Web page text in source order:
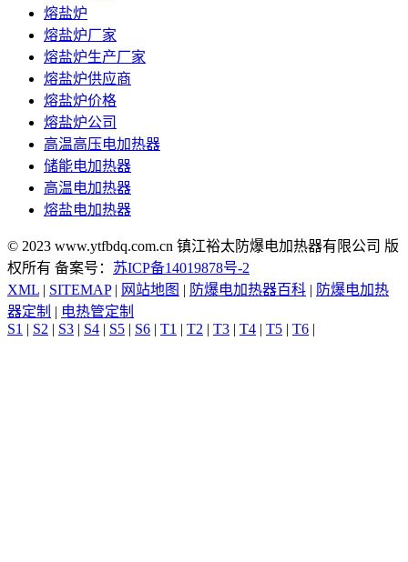
熔盐炉
熔盐炉厂家
熔盐炉生产厂家
熔盐炉供应商
熔盐炉价格
熔盐炉公司
高温高压电加热器
储能电加热器
高温电加热器
熔盐电加热器
© 2023 www.ytfbdq.com.cn 镇江裕太防爆电加热器有限公司 版
权所有 备案号： 苏ICP备14019878号-2
XML | SITEMAP| 网站地图 | 防爆电加热器百科 | 防爆电加热
器定制 | 电热管定制
S1 | S2 | S3 | S4 | S5 | S6 | T1 | T2 | T3 | T4 | T5 | T6 |